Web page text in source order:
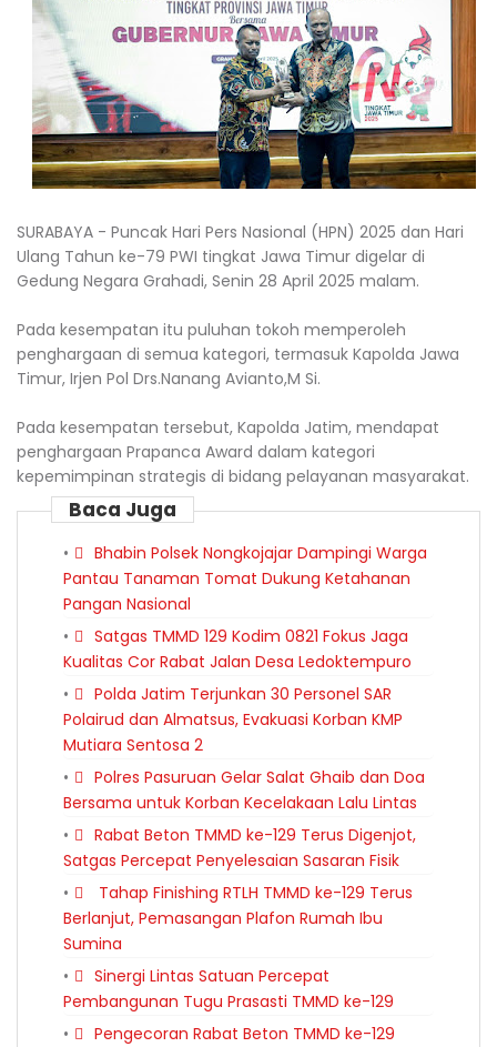
SURABAYA - Puncak Hari Pers Nasional (HPN) 2025 dan Hari
Ulang Tahun ke-79 PWI tingkat Jawa Timur digelar di
Gedung Negara Grahadi, Senin 28 April 2025 malam.
Pada kesempatan itu puluhan tokoh memperoleh
penghargaan di semua kategori, termasuk Kapolda Jawa
Timur, Irjen Pol Drs.Nanang Avianto,M Si.
Pada kesempatan tersebut, Kapolda Jatim, mendapat
penghargaan Prapanca Award dalam kategori
kepemimpinan strategis di bidang pelayanan masyarakat.
Baca Juga
Bhabin Polsek Nongkojajar Dampingi Warga
Pantau Tanaman Tomat Dukung Ketahanan
Pangan Nasional
Satgas TMMD 129 Kodim 0821 Fokus Jaga
Kualitas Cor Rabat Jalan Desa Ledoktempuro
Polda Jatim Terjunkan 30 Personel SAR
Polairud dan Almatsus, Evakuasi Korban KMP
Mutiara Sentosa 2
Polres Pasuruan Gelar Salat Ghaib dan Doa
Bersama untuk Korban Kecelakaan Lalu Lintas
Rabat Beton TMMD ke-129 Terus Digenjot,
Satgas Percepat Penyelesaian Sasaran Fisik
Tahap Finishing RTLH TMMD ke-129 Terus
Berlanjut, Pemasangan Plafon Rumah Ibu
Sumina
Sinergi Lintas Satuan Percepat
Pembangunan Tugu Prasasti TMMD ke-129
Pengecoran Rabat Beton TMMD ke-129